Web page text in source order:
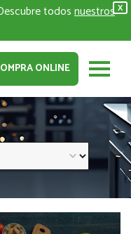
X
todosnuestros
ONLINE